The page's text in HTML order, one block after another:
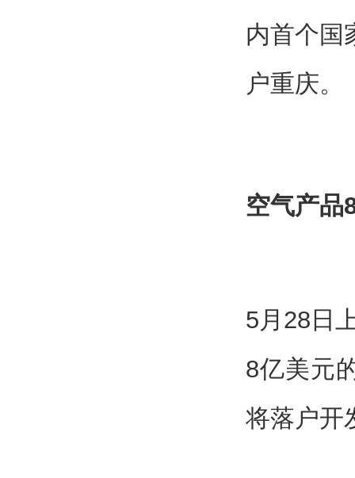
内首个国
户重庆。
空气产品
5月28日
8亿美元
将落户开